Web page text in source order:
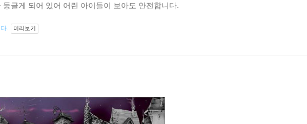
글게 되어 있어 어린 아이들이 보아도 안전합니다.
. 미리보기